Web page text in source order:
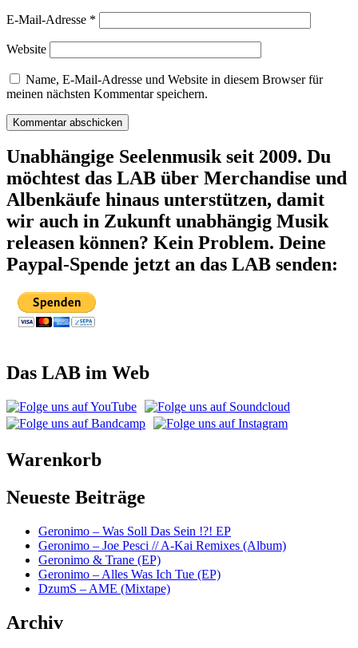
E-Mail-Adresse *
Website
Name, E-Mail-Adresse und Website in diesem Browser für
meinen nächsten Kommentar speichern.
Unabhängige Seelenmusik seit 2009. Du
möchtest das LAB über Merchandise und
Albenkäufe hinaus unterstützen, damit
wir auch in Zukunft unabhängig Musik
releasen können? Kein Problem. Deine
Paypal-Spende jetzt an das LAB senden:
Das LAB im Web
Warenkorb
Neueste Beiträge
Geronimo – Was Soll Das Sein !?! EP
Geronimo – Joe Pesci // A-Kai Remixes (Album)
Geronimo & Trane (EP)
Geronimo – Alles Was Ich Tue (EP)
DzumS – AME (Mixtape)
Archiv